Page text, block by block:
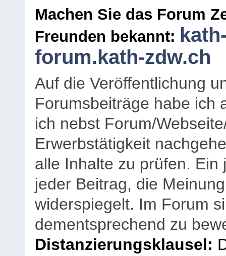
Machen Sie das Forum
Freunden bekannt:
forum.kath-zdw.ch
Auf die Veröffentlichung
Forumsbeiträge habe ich
ich nebst Forum/
Erwerbstätigkeit
alle Inhalte zu prüfen.
jeder Beitrag, die
widerspiegelt. Im Forum
dementsprechend zu
Distanzierungsklausel: